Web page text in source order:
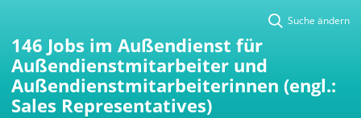
Suche ändern
146 Jobs im Außendienst für
Außendienstmitarbeiter und
Außendienstmitarbeiterinnen (engl.:
Sales Representatives)